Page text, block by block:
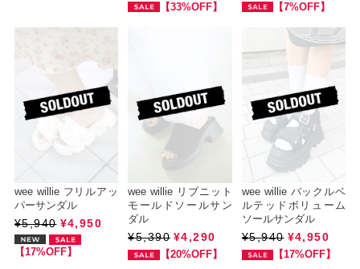
【33%OFF】 【7%OFF】
wee willie フリルアッ
パーサンダル
¥5,940 ¥4,950
【17%OFF】
wee willie リブニット
モールドソールサン
ダル
¥5,390 ¥4,290
【20%OFF】
wee willie バックルベ
ルテッドボリューム
ソールサンダル
¥5,940 ¥4,950
【17%OFF】